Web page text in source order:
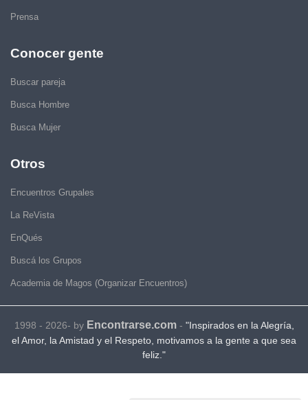
Prensa
Conocer gente
Buscar pareja
Busca Hombre
Busca Mujer
Otros
Encuentros Grupales
La ReVista
EnQués
Buscá los Grupos
Academia de Magos (Organizar Encuentros)
1998 - 2026- by Encontrarse.com- "Inspirados en la Alegría,
el Amor, la Amistad y el Respeto, motivamos a la gente a que sea
feliz."